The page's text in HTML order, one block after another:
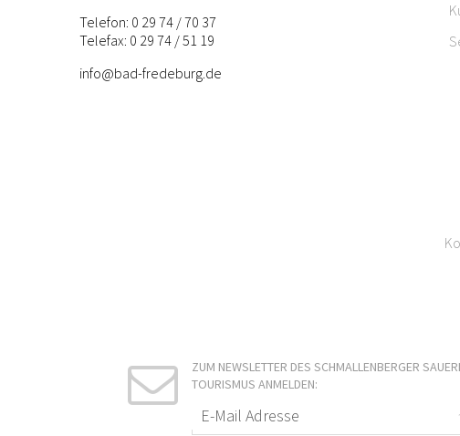
Telefon: 0 29 74 / 70 37
Telefax: 0 29 74 / 51 19
info@bad-fredeburg.de
ZUM NEWSLETTER DES SCHMALLENBERGER
TOURISMUS ANMELDEN: